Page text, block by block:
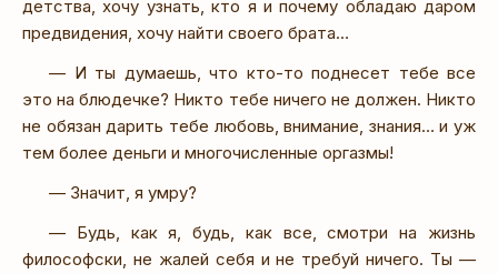
детства, хочу узнать, кто я и почему обладаю даром
предвидения, хочу найти своего брата…
— И ты думаешь, что кто-то поднесет тебе все
это на блюдечке? Никто тебе ничего не должен. Никто
не обязан дарить тебе любовь, внимание, знания… и уж
тем более деньги и многочисленные оргазмы!
— Значит, я умру?
— Будь, как я, будь, как все, смотри на жизнь
философски, не жалей себя и не требуй ничего. Ты —